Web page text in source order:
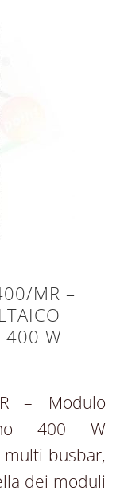
MR –
400 W
– Modulo
400 W
busbar,
dei moduli